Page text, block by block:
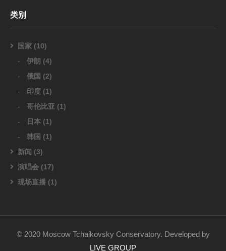
类别
国家 (10)
伊朗 (4)
俄国 (2)
印度 (1)
哥伦比亚 (1)
日本 (1)
韩国 (1)
新闻 (3)
演唱会 (17)
现场直播 (1)
© 2020 Moscow Tchaikovsky Conservatory. Developed by
LIVE GROUP